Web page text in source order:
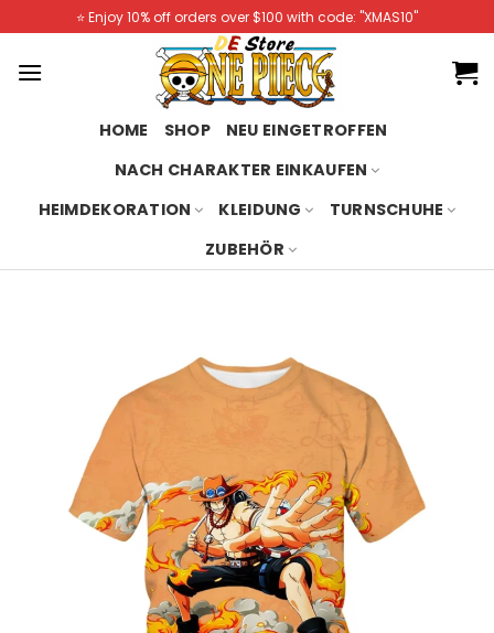
to
content
⭐️ Enjoy 10% off orders over $100 with code: "XMAS10"
HOME SHOP
NEU EINGETROFFEN
NACH CHARAKTER EINKAUFEN
HEIMDEKORATION
KLEIDUNG
TURNSCHUHE
ZUBEHÖR